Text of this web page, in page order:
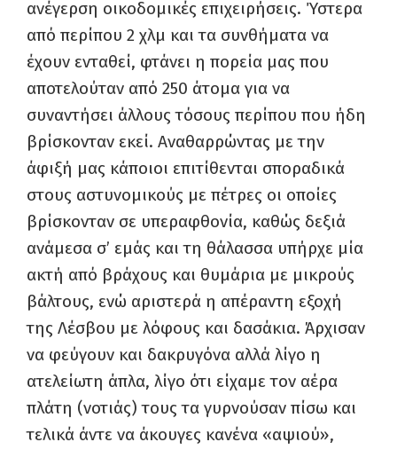
ανέγερση οικοδομικές επιχειρήσεις. Ύστερα
από περίπου 2 χλμ και τα συνθήματα να
έχουν ενταθεί, φτάνει η πορεία μας που
αποτελούταν από 250 άτομα για να
συναντήσει άλλους τόσους περίπου που ήδη
βρίσκονταν εκεί. Αναθαρρώντας με την
άφιξή μας κάποιοι επιτίθενται σποραδικά
στους αστυνομικούς με πέτρες οι οποίες
βρίσκονταν σε υπεραφθονία, καθώς δεξιά
ανάμεσα σ’ εμάς και τη θάλασσα υπήρχε μία
ακτή από βράχους και θυμάρια με μικρούς
βάλτους, ενώ αριστερά η απέραντη εξοχή
της Λέσβου με λόφους και δασάκια. Άρχισαν
να φεύγουν και δακρυγόνα αλλά λίγο η
ατελείωτη άπλα, λίγο ότι είχαμε τον αέρα
πλάτη (νοτιάς) τους τα γυρνούσαν πίσω και
τελικά άντε να άκουγες κανένα «αψιού»,